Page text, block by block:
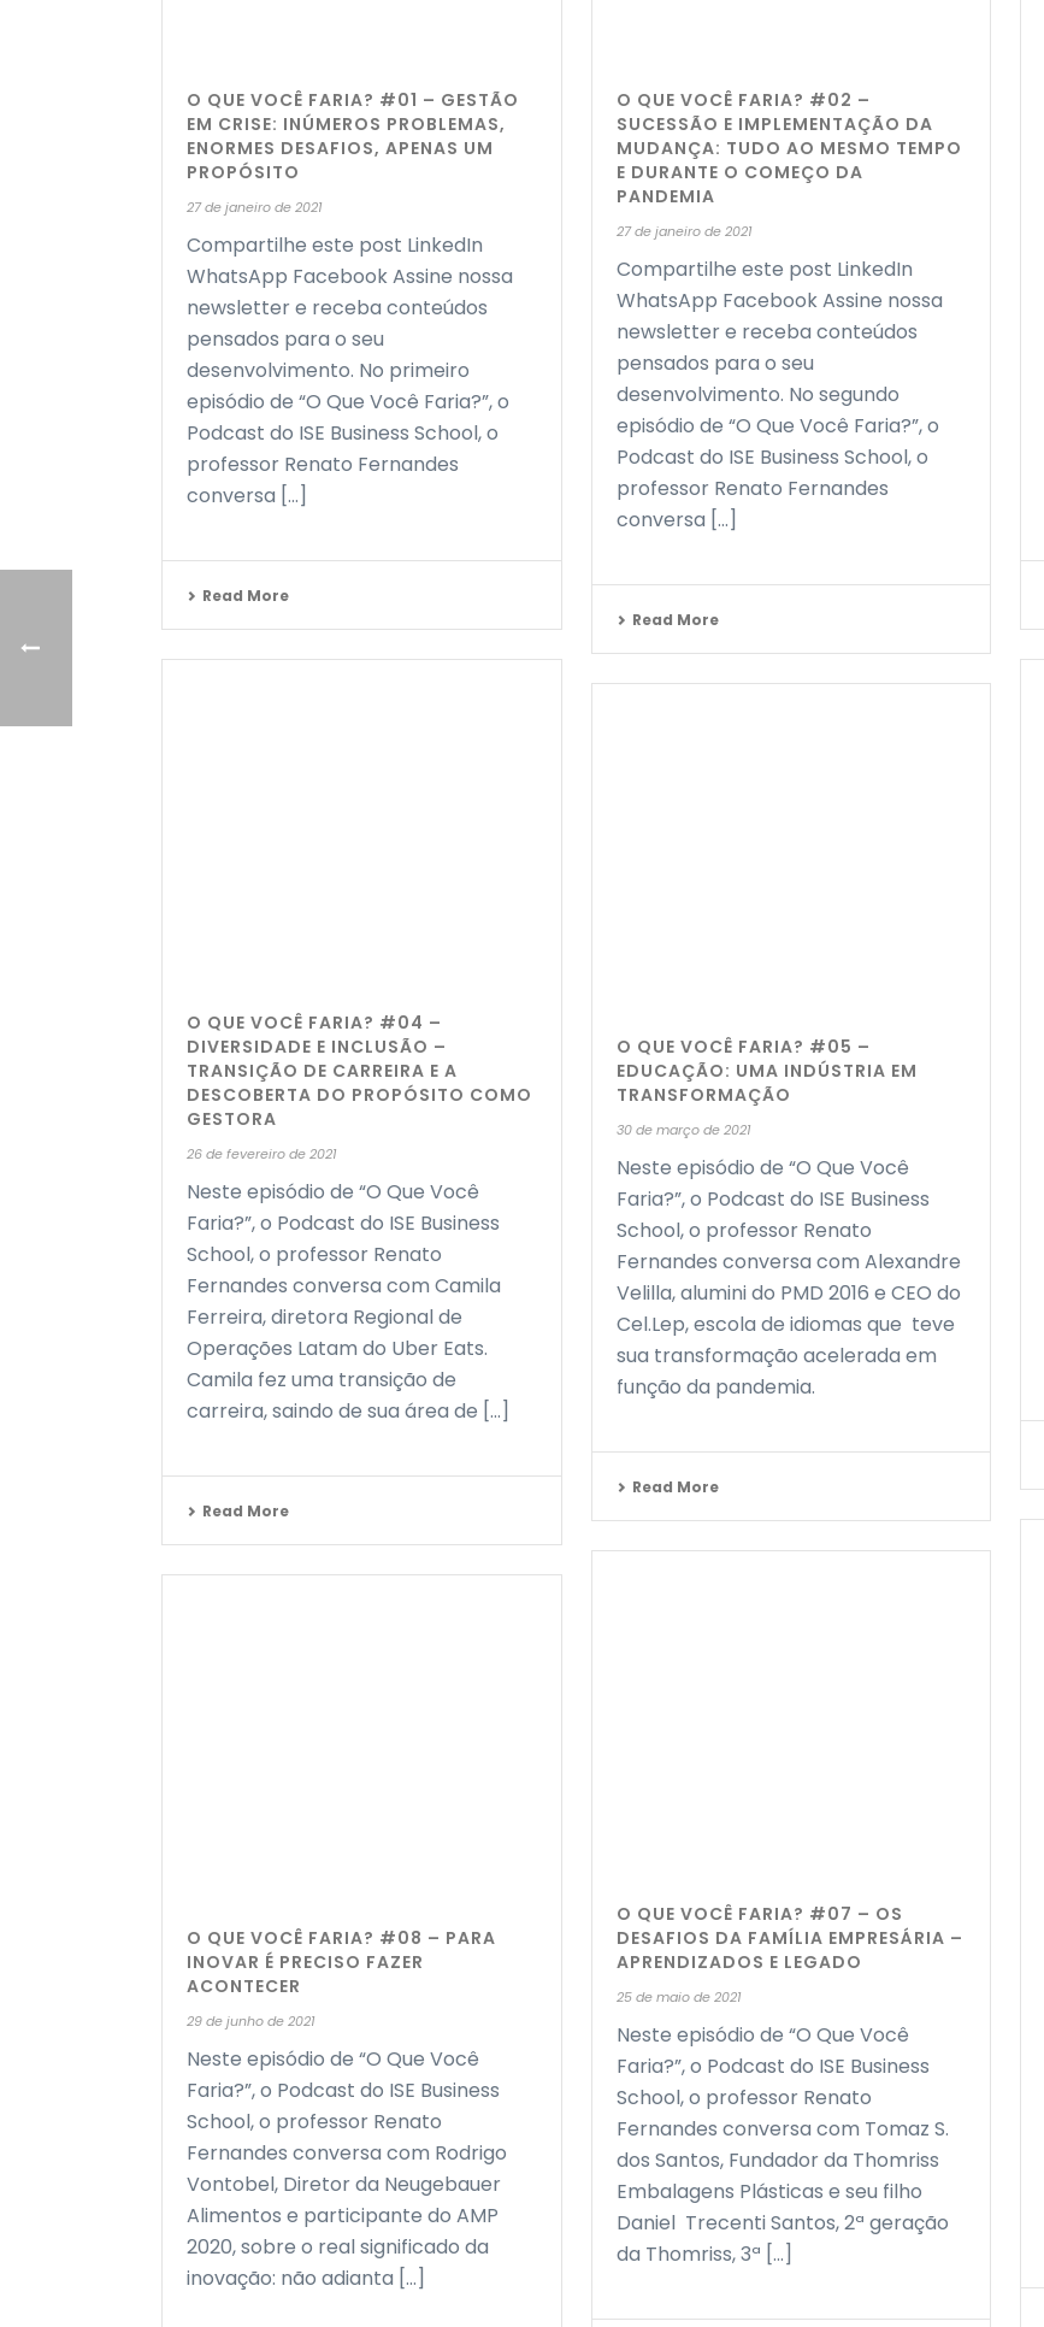
O QUE VOCÊ FARIA? #01 – GESTÃO
EM CRISE: INÚMEROS PROBLEMAS,
ENORMES DESAFIOS, APENAS UM
PROPÓSITO
27 de janeiro de 2021
Compartilhe este post LinkedIn
WhatsApp Facebook Assine nossa
newsletter e receba conteúdos
pensados para o seu
desenvolvimento. No primeiro
episódio de “O Que Você Faria?”, o
Podcast do ISE Business School, o
professor Renato Fernandes
conversa [...]
Read More
O QUE VOCÊ FARIA? #02 –
SUCESSÃO E IMPLEMENTAÇÃO DA
MUDANÇA: TUDO AO MESMO TEMPO
E DURANTE O COMEÇO DA
PANDEMIA
27 de janeiro de 2021
Compartilhe este post LinkedIn
WhatsApp Facebook Assine nossa
newsletter e receba conteúdos
pensados para o seu
desenvolvimento. No segundo
episódio de “O Que Você Faria?”, o
Podcast do ISE Business School, o
professor Renato Fernandes
conversa [...]
Read More
O QUE VOCÊ FARIA? #04 –
DIVERSIDADE E INCLUSÃO –
TRANSIÇÃO DE CARREIRA E A
DESCOBERTA DO PROPÓSITO COMO
GESTORA
26 de fevereiro de 2021
Neste episódio de “O Que Você
Faria?”, o Podcast do ISE Business
School, o professor Renato
Fernandes conversa com Camila
Ferreira, diretora Regional de
Operações Latam do Uber Eats.
Camila fez uma transição de
carreira, saindo de sua área de [...]
Read More
O QUE VOCÊ FARIA? #05 –
EDUCAÇÃO: UMA INDÚSTRIA EM
TRANSFORMAÇÃO
30 de março de 2021
Neste episódio de “O Que Você
Faria?”, o Podcast do ISE Business
School, o professor Renato
Fernandes conversa com Alexandre
Velilla, alumini do PMD 2016 e CEO do
Cel.Lep, escola de idiomas que teve
sua transformação acelerada em
função da pandemia.
Read More
O QUE VOCÊ FARIA? #07 – OS
DESAFIOS DA FAMÍLIA EMPRESÁRIA –
APRENDIZADOS E LEGADO
25 de maio de 2021
Neste episódio de “O Que Você
Faria?”, o Podcast do ISE Business
School, o professor Renato
Fernandes conversa com Tomaz S.
dos Santos, Fundador da Thomriss
Embalagens Plásticas e seu filho
Daniel Trecenti Santos, 2ª geração
da Thomriss, 3ª [...]
O QUE VOCÊ FARIA? #08 – PARA
INOVAR É PRECISO FAZER
ACONTECER
29 de junho de 2021
Neste episódio de “O Que Você
Faria?”, o Podcast do ISE Business
School, o professor Renato
Fernandes conversa com Rodrigo
Vontobel, Diretor da Neugebauer
Alimentos e participante do AMP
2020, sobre o real significado da
inovação: não adianta [...]